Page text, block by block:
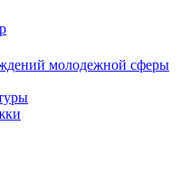
молодежной сферы